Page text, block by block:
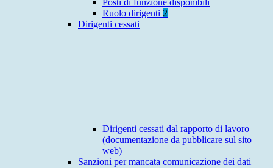
Posti di funzione disponibili
Ruolo dirigenti 2
Dirigenti cessati
Dirigenti cessati dal rapporto di lavoro
(documentazione da pubblicare sul sito
web)
Sanzioni per mancata comunicazione dei dati